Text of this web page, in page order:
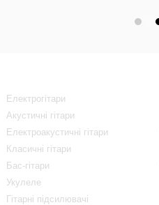
Електрогітари
Акустичні гітари
Електроакустичні гітари
Класичні гітари
Бас-гітари
Укулеле
Гітарні підсилювачі